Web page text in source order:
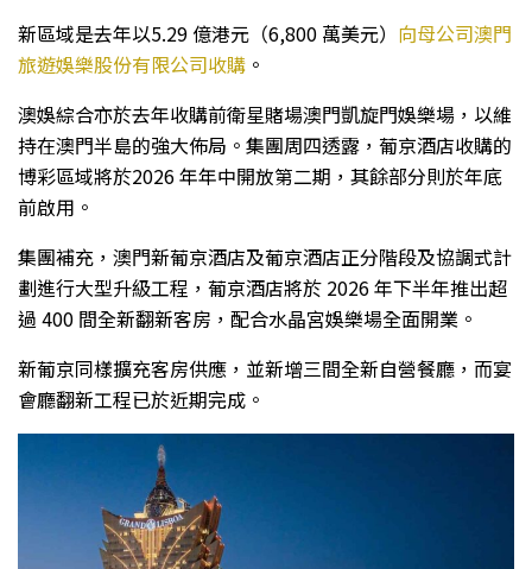
新區域是去年以5.29 億港元（6,800 萬美元） 向母公司澳門
旅遊娛樂股份有限公司收購 。
澳娛綜合亦於去年收購前衛星賭場澳門凱旋門娛樂場，以維
持在澳門半島的強大佈局。集團周四透露，葡京酒店收購的
博彩區域將於2026 年年中開放第二期，其餘部分則於年底
前啟用。
集團補充，澳門新葡京酒店及葡京酒店正分階段及協調式計
劃進行大型升級工程，葡京酒店將於 2026 年下半年推出超
過 400 間全新翻新客房，配合水晶宮娛樂場全面開業。
新葡京同樣擴充客房供應，並新增三間全新自營餐廳，而宴
會廳翻新工程已於近期完成。